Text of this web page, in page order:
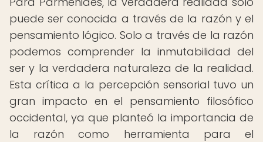
puede ser conocida a través de la razón y el
pensamiento lógico. Solo a través de la razón
podemos comprender la inmutabilidad del
ser y la verdadera naturaleza de la realidad.
Esta crítica a la percepción sensorial tuvo un
gran impacto en el pensamiento filosófico
occidental, ya que planteó la importancia de
la razón como herramienta para el